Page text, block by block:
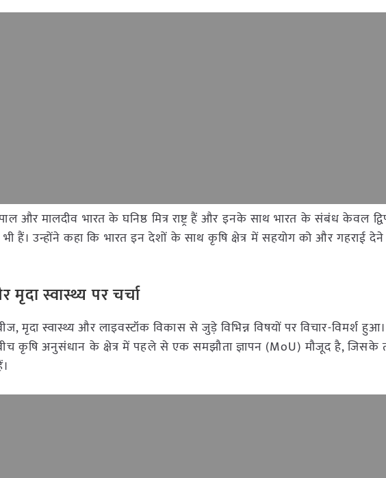
और मालदीव भारत के घनिष्ठ मित्र राष्ट्र हैं और इनके साथ भारत के संबंध केवल
हैं। उन्होंने कहा कि भारत इन देशों के साथ कृषि क्षेत्र में सहयोग को और गहराई
स्वास्थ्य पर चर्चा
मृदा स्वास्थ्य और लाइवस्टॉक विकास से जुड़े विभिन्न विषयों पर विचार-विमर्श हुआ।
कृषि अनुसंधान के क्षेत्र में पहले से एक समझौता ज्ञापन (MoU) मौजूद है, जिसके